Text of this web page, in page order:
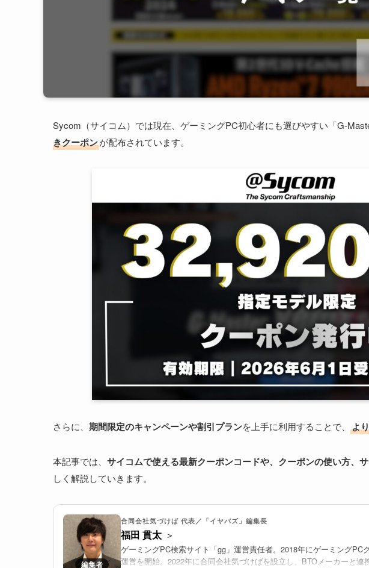
Sycom（サイコム）では現在、ゲーミングPC初心者にも選びやすい「G-
きクーポンが配布されています。
さらに、 期間限定のキャンペーンや割引プランを上手に利用することで、 よ
本記事では、 サイコムで使える最新クーポンコードや、クーポンの使い方、
しく解説していきます。
合同会社気づけば 代表／「イヤバズ」編集長
福田 貫太
ゲーミングPC検索サイト「gg」運営責任者。2018年にゲーミングPC
運営を開始。2022年に合同会社気づけばを設立し、BTOメーカーと